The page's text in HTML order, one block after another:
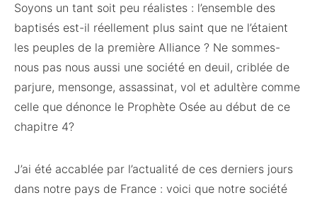
Soyons un tant soit peu réalistes : l’ensemble des
baptisés est-il réellement plus saint que ne l’étaient
les peuples de la première Alliance ? Ne sommes-
nous pas nous aussi une société en deuil, criblée de
parjure, mensonge, assassinat, vol et adultère comme
celle que dénonce le Prophète Osée au début de ce
chapitre 4?
J’ai été accablée par l’actualité de ces derniers jours
dans notre pays de France : voici que notre société